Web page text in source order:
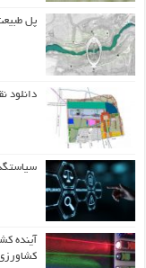
پل
دانلود
آینده